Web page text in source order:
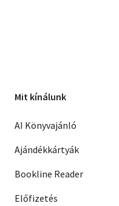
Mit kínálunk
AI Könyvajánló
Ajándékkártyák
Bookline Reader
Előfizetés